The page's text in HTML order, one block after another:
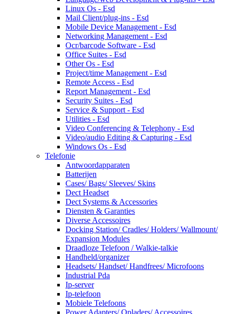
Linux Os - Esd
Mail Client/plug-ins - Esd
Mobile Device Management - Esd
Networking Management - Esd
Ocr/barcode Software - Esd
Office Suites - Esd
Other Os - Esd
Project/time Management - Esd
Remote Access - Esd
Report Management - Esd
Security Suites - Esd
Service & Support - Esd
Utilities - Esd
Video Conferencing & Telephony - Esd
Video/audio Editing & Capturing - Esd
Windows Os - Esd
Telefonie
Antwoordapparaten
Batterijen
Cases/ Bags/ Sleeves/ Skins
Dect Headset
Dect Systems & Accessories
Diensten & Garanties
Diverse Accessoires
Docking Station/ Cradles/ Holders/ Wallmount/
Expansion Modules
Draadloze Telefoon / Walkie-talkie
Handheld/organizer
Headsets/ Handset/ Handfrees/ Microfoons
Industrial Pda
Ip-server
Ip-telefoon
Mobiele Telefoons
Power Adapters/ Opladers/ Accessoires